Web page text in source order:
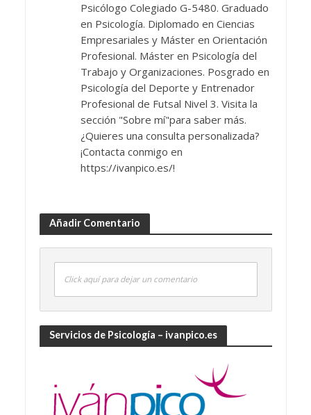
Psicólogo Colegiado G-5480. Graduado
en Psicología. Diplomado en Ciencias
Empresariales y Máster en Orientación
Profesional. Máster en Psicología del
Trabajo y Organizaciones. Posgrado en
Psicología del Deporte y Entrenador
Profesional de Futsal Nivel 3. Visita la
sección "Sobre mí"para saber más.
¿Quieres una consulta personalizada?
¡Contacta conmigo en
https://ivanpico.es/!
Añadir Comentario
Click aquí para dejar un comentario
Servicios de Psicología – ivanpico.es